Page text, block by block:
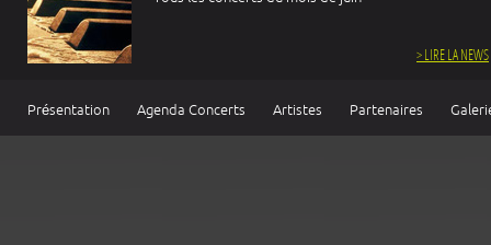
> LIRE LA NEWS
Présentation Agenda Concerts Artistes Partenaires